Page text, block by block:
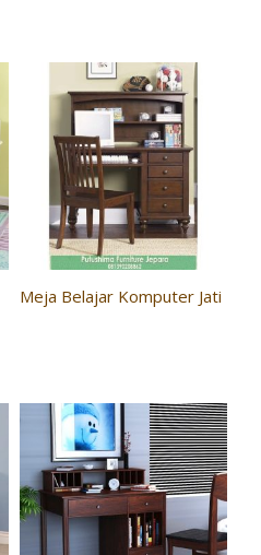
Meja Belajar Komputer Jati